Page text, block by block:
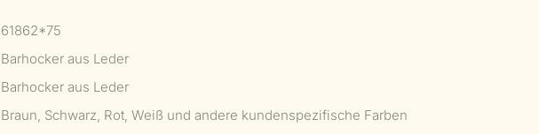
61862*75
Barhocker aus Leder
Barhocker aus Leder
Braun, Schwarz, Rot, Weiß und andere kundenspezifische Farben